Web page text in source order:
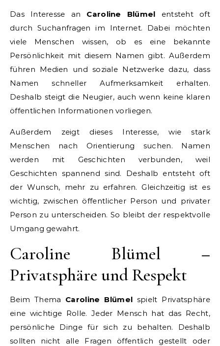
Das Interesse an Caroline Blümel entsteht oft
durch Suchanfragen im Internet. Dabei möchten
viele Menschen wissen, ob es eine bekannte
Persönlichkeit mit diesem Namen gibt. Außerdem
führen Medien und soziale Netzwerke dazu, dass
Namen schneller Aufmerksamkeit erhalten.
Deshalb steigt die Neugier, auch wenn keine klaren
öffentlichen Informationen vorliegen.
Außerdem zeigt dieses Interesse, wie stark
Menschen nach Orientierung suchen. Namen
werden mit Geschichten verbunden, weil
Geschichten spannend sind. Deshalb entsteht oft
der Wunsch, mehr zu erfahren. Gleichzeitig ist es
wichtig, zwischen öffentlicher Person und privater
Person zu unterscheiden. So bleibt der respektvolle
Umgang gewahrt.
Caroline Blümel –
Privatsphäre und Respekt
Beim Thema Caroline Blümel spielt Privatsphäre
eine wichtige Rolle. Jeder Mensch hat das Recht,
persönliche Dinge für sich zu behalten. Deshalb
sollten nicht alle Fragen öffentlich gestellt oder